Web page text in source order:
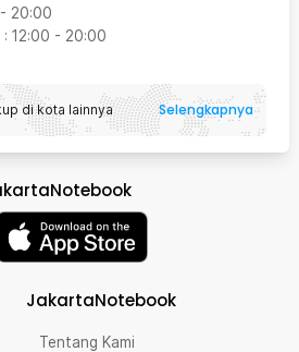
- 20:00
: 12:00 - 20:00
di kota lainnya Selengkapnya
JakartaNotebook
Tentang Kami